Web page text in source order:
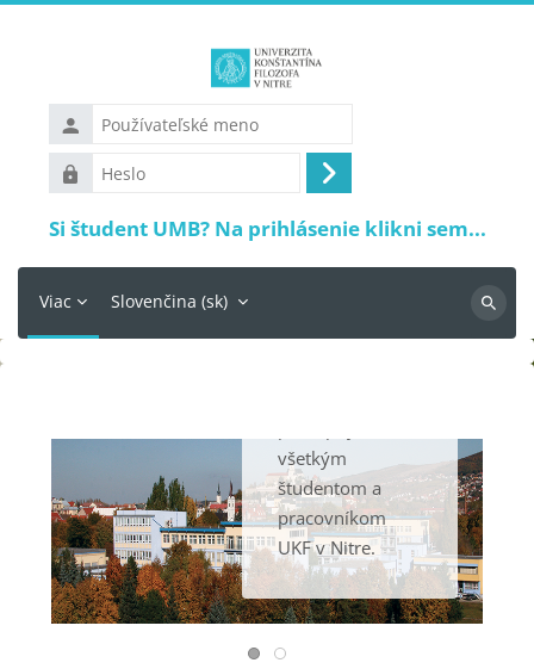
Používateľské
meno
Heslo
Prihlásiť
sa
Si študent UMB? Na prihlásenie klikni sem...
Viac Slovenčina ‎(sk)‎
na EDU
portáli
podporu dennej i
všetkým
študentom a
pracovníkom
UKF v Nitre.